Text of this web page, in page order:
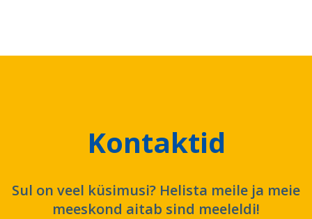
Kontaktid
Sul on veel küsimusi? Helista meile ja meie
meeskond aitab sind meeleldi!